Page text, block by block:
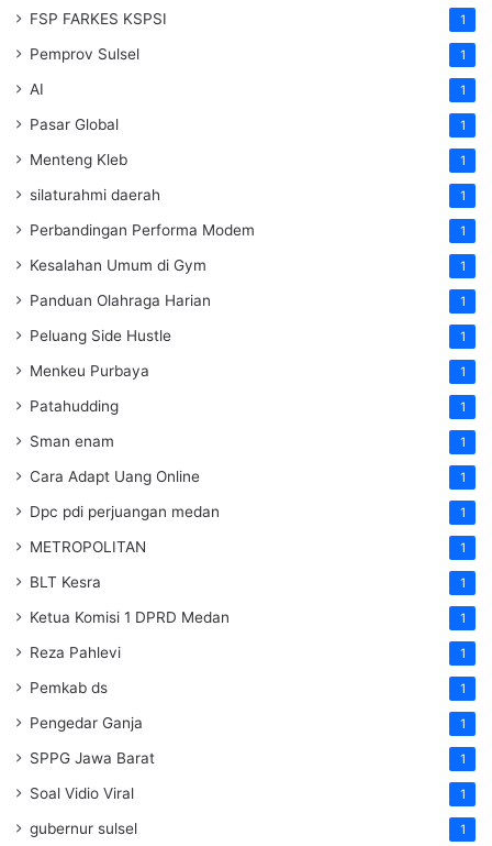
FSP FARKES KSPSI 1
Pemprov Sulsel 1
AI 1
Pasar Global 1
Menteng Kleb 1
silaturahmi daerah 1
Perbandingan Performa Modem 1
Kesalahan Umum di Gym 1
Panduan Olahraga Harian 1
Peluang Side Hustle 1
Menkeu Purbaya 1
Patahudding 1
Sman enam 1
Cara Adapt Uang Online 1
Dpc pdi perjuangan medan 1
METROPOLITAN 1
BLT Kesra 1
Ketua Komisi 1 DPRD Medan 1
Reza Pahlevi 1
Pemkab ds 1
Pengedar Ganja 1
SPPG Jawa Barat 1
Soal Vidio Viral 1
gubernur sulsel 1